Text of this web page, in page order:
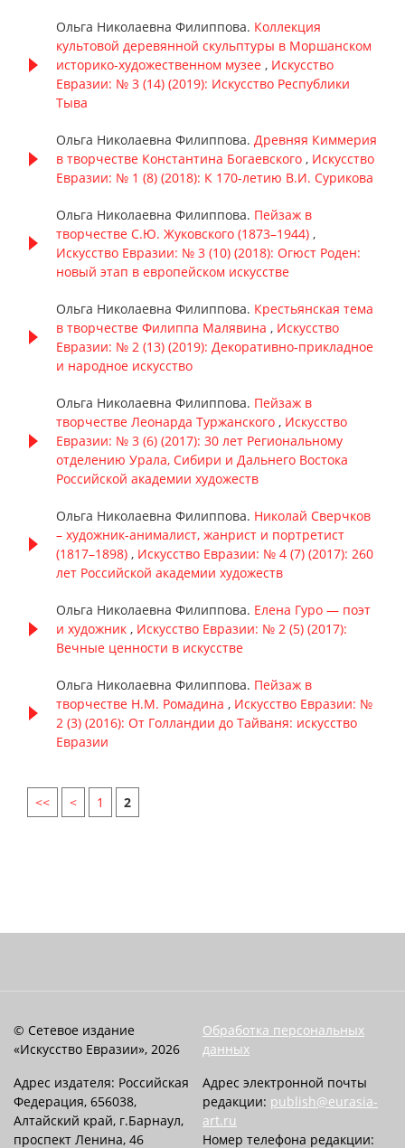
Ольга Николаевна Филиппова. Коллекция
культовой деревянной скульптуры в Моршанском
историко-художественном музее , Искусство
Евразии: № 3 (14) (2019): Искусство Республики
Тыва
Ольга Николаевна Филиппова. Древняя Киммерия
в творчестве Константина Богаевского , Искусство
Евразии: № 1 (8) (2018): К 170-летию В.И. Сурикова
Ольга Николаевна Филиппова. Пейзаж в
творчестве С.Ю. Жуковского (1873–1944) ,
Искусство Евразии: № 3 (10) (2018): Огюст Роден:
новый этап в европейском искусстве
Ольга Николаевна Филиппова. Крестьянская тема
в творчестве Филиппа Малявина , Искусство
Евразии: № 2 (13) (2019): Декоративно-прикладное
и народное искусство
Ольга Николаевна Филиппова. Пейзаж в
творчестве Леонарда Туржанского , Искусство
Евразии: № 3 (6) (2017): 30 лет Региональному
отделению Урала, Сибири и Дальнего Востока
Российской академии художеств
Ольга Николаевна Филиппова. Николай Сверчков
– художник-анималист, жанрист и портретист
(1817–1898) , Искусство Евразии: № 4 (7) (2017): 260
лет Российской академии художеств
Ольга Николаевна Филиппова. Елена Гуро — поэт
и художник , Искусство Евразии: № 2 (5) (2017):
Вечные ценности в искусстве
Ольга Николаевна Филиппова. Пейзаж в
творчестве Н.М. Ромадина , Искусство Евразии: №
2 (3) (2016): От Голландии до Тайваня: искусство
Евразии
<< < 1 2
© Сетевое издание
«Искусство Евразии», 2026
Адрес издателя: Российская
Федерация, 656038,
Алтайский край, г.Барнаул,
проспект Ленина, 46
Обработка персональных
данных
Адрес электронной почты
редакции: publish@eurasia-
art.ru
Номер телефона редакции: